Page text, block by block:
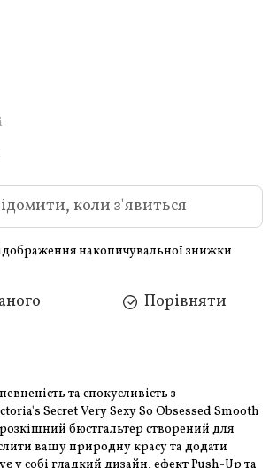
коли з'явиться
накопичувальної знижки
Порівняти
та спокусливість з
Secret Very Sexy So Obsessed Smooth
бюстгальтер створений для
вашу природну красу та додати
у собі гладкий дизайн, ефект Push-Up та